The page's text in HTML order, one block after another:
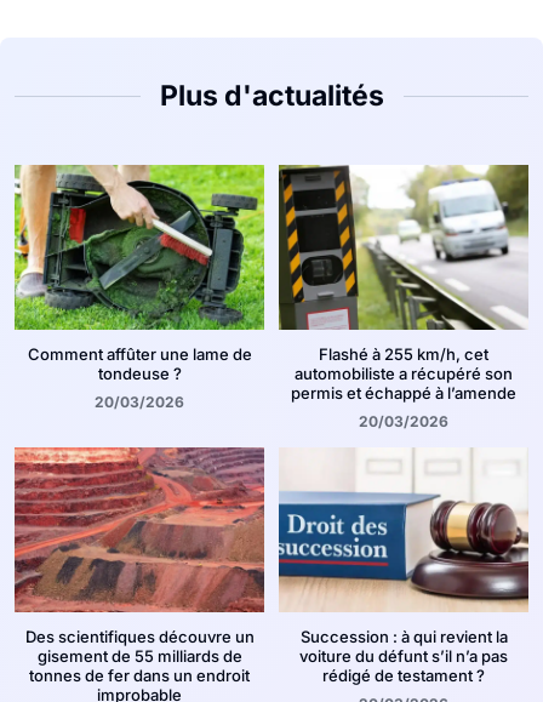
Plus d'actualités
Comment affûter une lame de
tondeuse ?
20/03/2026
Flashé à 255 km/h, cet
automobiliste a récupéré son
permis et échappé à l’amende
20/03/2026
Des scientifiques découvre un
gisement de 55 milliards de
tonnes de fer dans un endroit
improbable
Succession : à qui revient la
voiture du défunt s’il n’a pas
rédigé de testament ?